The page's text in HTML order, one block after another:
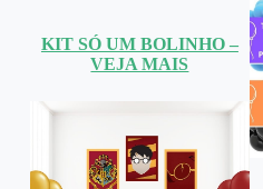
KIT SÓ UM BOLINHO –
VEJA MAIS